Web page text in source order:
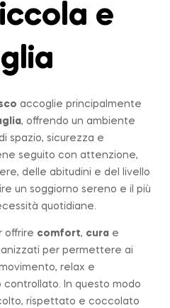
e
accoglie principalmente
, offrendo un ambiente
spazio, sicurezza e
seguito con attenzione,
delle abitudini e del livello
un soggiorno sereno e il più
quotidiane.
offrire comfort, cura e
per permettere ai
relax e
In questo modo
rispettato e coccolato